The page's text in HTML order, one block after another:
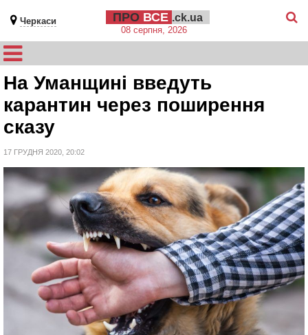
Черкаси ПРО ВСЕ .ck.ua
08 серпня, 2026
На Уманщині введуть
карантин через поширення
сказу
17 ГРУДНЯ 2020, 20:02